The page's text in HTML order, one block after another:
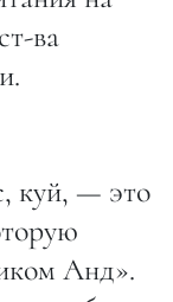
ва
куй, — это
Анд».